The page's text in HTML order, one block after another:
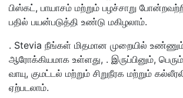
பிஸ்கட், பாயாசம் மற்றும் பழச்சாறு
பதில் பயன்படுத்தி உண்டு மகிழலாம்.
. Stevia நீங்கள் மிதமான முறையில்
ஆரோக்கியமாக உள்ளது, . இருப்பினும்,
வாயு, குமட்டல் மற்றும் சிறுநீரக மற்றும்
ஏற்படலாம்.